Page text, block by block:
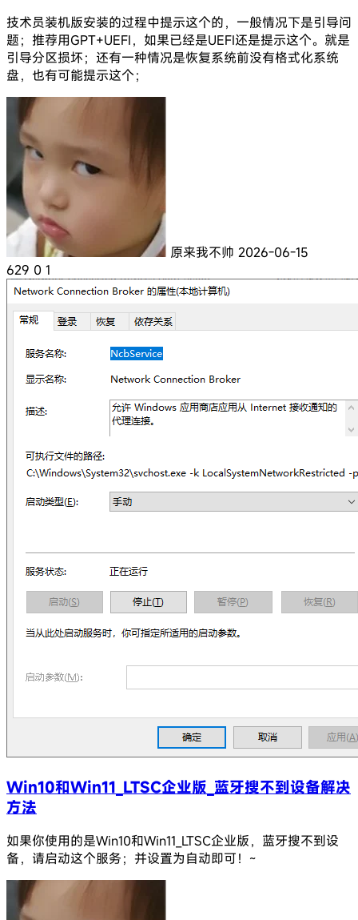
技术员装机版安装的过程中提示这个的，一般情况下是引导问
题；推荐用GPT+UEFI，如果已经是UEFI还是提示这个。就是
引导分区损坏；还有一种情况是恢复系统前没有格式化系统
盘，也有可能提示这个；
原来我不帅 2026-06-15
629 0 1
Win10和Win11_LTSC企业版_蓝牙搜不到设备解决
方法
如果你使用的是Win10和Win11_LTSC企业版，蓝牙搜不到设
备，请启动这个服务；并设置为自动即可！~